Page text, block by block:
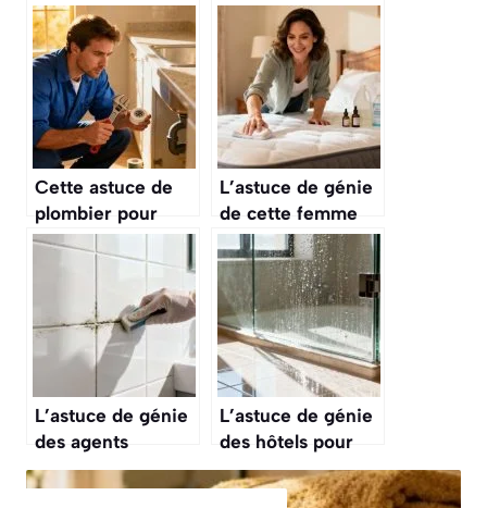
Cette astuce de
plombier pour
éliminer les
mauvaises odeurs
des canalisations
L’astuce de génie
de cette femme
de ménage pour
rafraîchir un
matelas et enlever
les odeurs tenaces
L’astuce de génie
des agents
d’entretien pour
enlever la
L’astuce de génie
des hôtels pour
nettoyer les parois
de douche sans